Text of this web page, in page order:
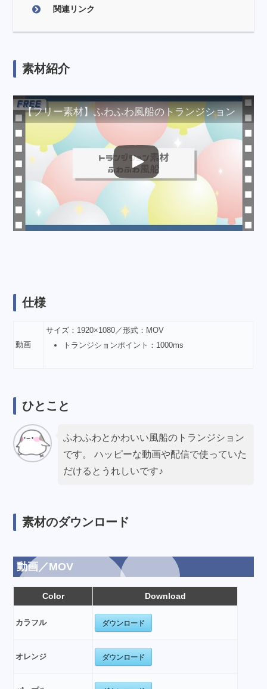
関連リンク
素材紹介
【フリー素材】ふわふわ風船のトランジション
仕様
動画
サイズ：1920×1080／形式：MOV
トランジションポイント：1000ms
ひとこと
ふわふわとかわいい風船のトランジション
です。 ハッピーな動画や配信で使っていた
だけるとうれしいです♪
素材のダウンロード
動画／MOV
Color Download
カラフル ダウンロード
オレンジ ダウンロード